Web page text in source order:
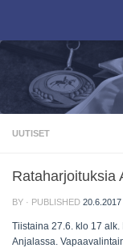
UUTISET
Rataharjoituksia
BY · PUBLISHED 20.6.2017
Tiistaina 27.6. klo 17
Anjalassa.